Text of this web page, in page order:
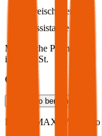
Freischaden
Assistance
Monatliche Prämie
inkl. mVSt.
€ 71,34
Teilkasko berechnen
Ford
C-MAX, Vollkasko